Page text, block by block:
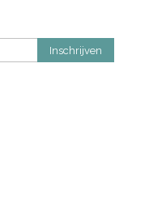
Inschrijven